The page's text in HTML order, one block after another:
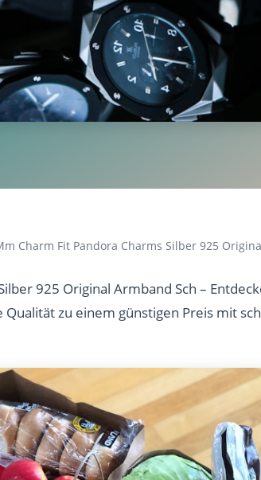
Charm Fit Pandora Charms Silber 925
925 Original Armband Sch –
zu einem günstigen Preis mit